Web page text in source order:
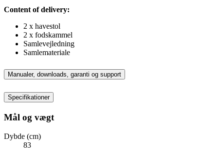
Content of delivery:
2 x havestol
2 x fodskammel
Samlevejledning
Samlemateriale
Manualer, downloads, garanti og support
Specifikationer
Mål og vægt
Dybde (cm)
83